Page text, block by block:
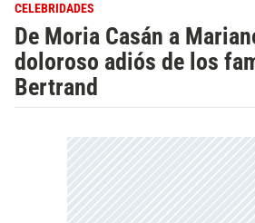
CELEBRIDADES
De Moria Casán a
doloroso adiós de los
Bertrand